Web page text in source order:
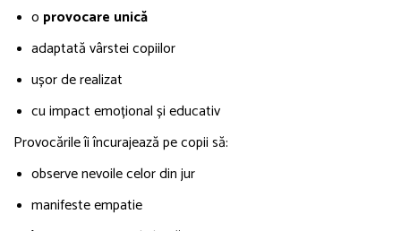
o provocare unică
adaptată vârstei copiilor
ușor de realizat
cu impact emoțional și educativ
Provocările îi încurajează pe copii să:
observe nevoile celor din jur
manifeste empatie